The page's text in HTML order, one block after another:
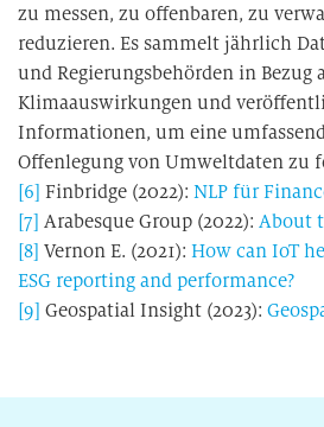
zu messen, zu offenbaren, zu
reduzieren. Es sammelt jährlich
und Regierungsbehörden in Bezug
Klimaauswirkungen und
Informationen, um eine
Offenlegung von Umweltdaten zu
[6] Finbridge (2022): NLP für
[7] Arabesque Group (2022): About
[8] Vernon E. (2021): How can IoT
ESG reporting and performance?
[9] Geospatial Insight (2023):